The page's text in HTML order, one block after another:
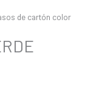
de cartón color